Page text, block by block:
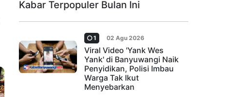
Kabar Terpopuler Bulan Ini
1 02 Agu 2026
Viral Video 'Yank Wes
Yank' di Banyuwangi Naik
Penyidikan, Polisi Imbau
Warga Tak Ikut
Menyebarkan